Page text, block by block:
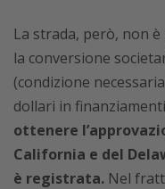
La strada, però, non
la conversione
(condizione
dollari in
ottenere
California e del
è registrata. Nel